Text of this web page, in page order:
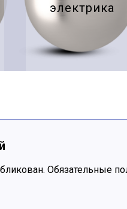
электрика
Обязательные